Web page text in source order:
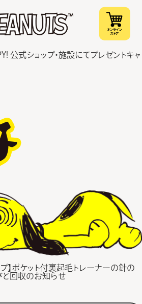
公式ショップ・施設にてプレゼントキャ
プ】ポケット付裏起毛トレーナーの針の
回収のお知らせ